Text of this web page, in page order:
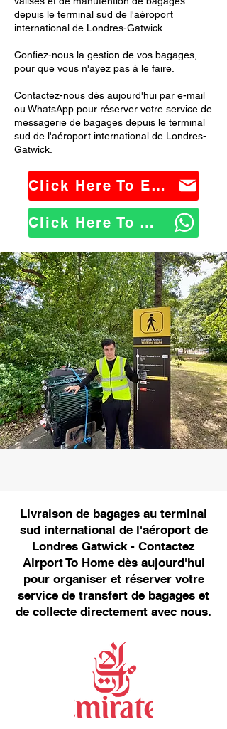
depuis le terminal sud de l'aéroport
international de Londres-Gatwick.
Confiez-nous la gestion de vos bagages,
pour que vous n'ayez pas à le faire.
Contactez-nous dès aujourd'hui par e-mail
ou WhatsApp pour réserver votre service de
messagerie de bagages depuis le terminal
sud de l'aéroport international de Londres-
Gatwick.
Click Here To Email Us
Click Here To WhatsApp Us
Livraison de bagages au terminal
sud international de l'aéroport de
Londres Gatwick - Contactez
Airport To Home dès aujourd'hui
pour organiser et réserver votre
service de transfert de bagages et
de collecte directement avec nous.